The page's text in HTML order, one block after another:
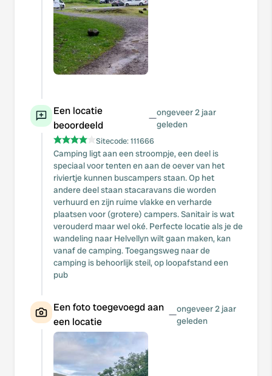
Een locatie
beoordeeld
—ongeveer 2 jaar
geleden
Sitecode:111666
Camping ligt aan een stroompje, een deel is
speciaal voor tenten en aan de oever van het
riviertje kunnen buscampers staan. Op het
andere deel staan stacaravans die worden
verhuurd en zijn ruime vlakke en verharde
plaatsen voor (grotere) campers. Sanitair is wat
verouderd maar wel oké. Perfecte locatie als je de
wandeling naar Helvellyn wilt gaan maken, kan
vanaf de camping. Toegangsweg naar de
camping is behoorlijk steil, op loopafstand een
pub
Een foto toegevoegd aan
een locatie
—ongeveer 2 jaar
geleden